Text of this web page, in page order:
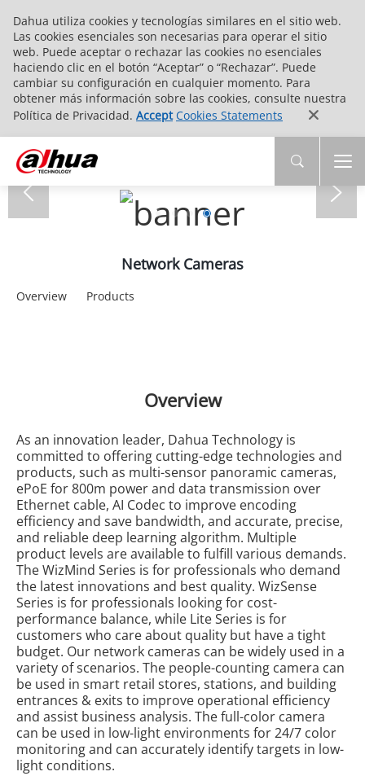
Dahua utiliza cookies y tecnologías similares en el sitio web.
Las cookies esenciales son necesarias para operar el sitio
web. Puede aceptar o rechazar las cookies no esenciales
haciendo clic en el botón “Aceptar” o “Rechazar”. Puede
cambiar su configuración en cualquier momento. Para
obtener más información sobre las cookies, consulte nuestra
Política de Privacidad. Accept Cookies Statements
Network Cameras
Overview Products
Overview
As an innovation leader, Dahua Technology is
committed to offering cutting-edge technologies and
products, such as multi-sensor panoramic cameras,
ePoE for 800m power and data transmission over
Ethernet cable, AI Codec to improve encoding
efficiency and save bandwidth, and accurate, precise,
and reliable deep learning algorithm. Multiple
product levels are available to fulfill various demands.
The WizMind Series is for professionals who demand
the latest innovations and best quality. WizSense
Series is for professionals looking for cost-
performance balance, while Lite Series is for
customers who care about quality but have a tight
budget. Our network cameras can be widely used in a
variety of scenarios. The people-counting camera can
be used in smart retail stores, stations, and building
entrances & exits to improve operational efficiency
and assist business analysis. The full-color camera
can be used in low-light environments for 24/7 color
monitoring and can accurately identify targets in low-
light conditions.